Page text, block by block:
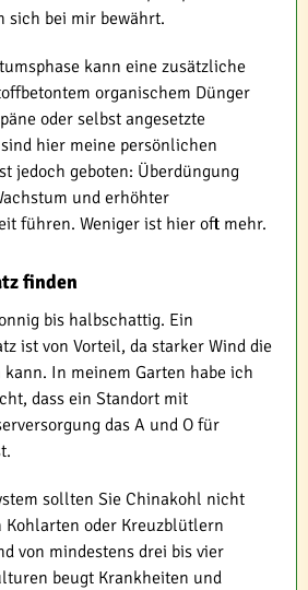
sich bei mir bewährt.
kann eine zusätzliche
organischem Dünger
oder selbst angesetzte
hier meine persönlichen
jedoch geboten: Überdüngung
und erhöhter
führen. Weniger ist hier oft mehr.
finden
bis halbschattig. Ein
ist von Vorteil, da starker Wind die
In meinem Garten habe ich
dass ein Standort mit
das A und O für
sollten Sie Chinakohl nicht
oder Kreuzblütlern
von mindestens drei bis vier
beugt Krankheiten und